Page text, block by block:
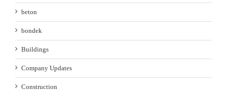
beton
bondek
Buildings
Company Updates
Construction